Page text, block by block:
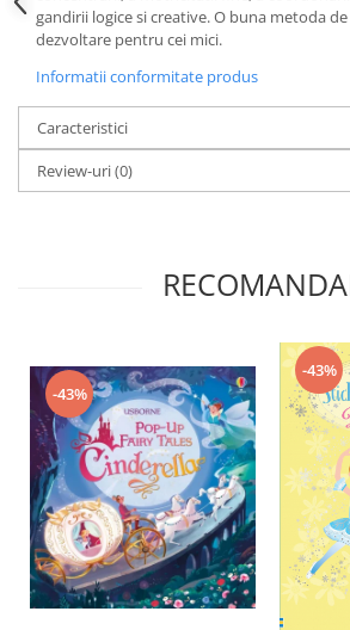
gandirii logice si creative. O buna metoda
dezvoltare pentru cei mici.
Informatii conformitate produs
Caracteristici
Review-uri(0)
-43%
-43%